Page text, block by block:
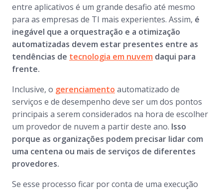
entre aplicativos é um grande desafio até mesmo
para as empresas de TI mais experientes. Assim, é
inegável que a orquestração e a otimização
automatizadas devem estar presentes entre as
tendências de tecnologia em nuvem daqui para
frente.
Inclusive, o gerenciamento automatizado de
serviços e de desempenho deve ser um dos pontos
principais a serem considerados na hora de escolher
um provedor de nuvem a partir deste ano. Isso
porque as organizações podem precisar lidar com
uma centena ou mais de serviços de diferentes
provedores.
Se esse processo ficar por conta de uma execução